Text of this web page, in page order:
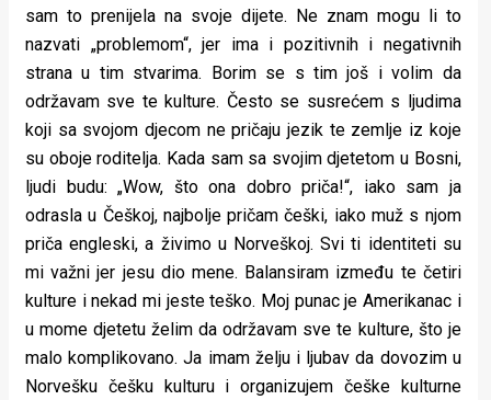
sam to prenijela na svoje dijete. Ne znam mogu li to
nazvati „problemom“, jer ima i pozitivnih i negativnih
strana u tim stvarima. Borim se s tim još i volim da
održavam sve te kulture. Često se susrećem s ljudima
koji sa svojom djecom ne pričaju jezik te zemlje iz koje
su oboje roditelja. Kada sam sa svojim djetetom u Bosni,
ljudi budu: „Wow, što ona dobro priča!“, iako sam ja
odrasla u Češkoj, najbolje pričam češki, iako muž s njom
priča engleski, a živimo u Norveškoj. Svi ti identiteti su
mi važni jer jesu dio mene. Balansiram između te četiri
kulture i nekad mi jeste teško. Moj punac je Amerikanac i
u mome djetetu želim da održavam sve te kulture, što je
malo komplikovano. Ja imam želju i ljubav da dovozim u
Norvešku češku kulturu i organizujem češke kulturne